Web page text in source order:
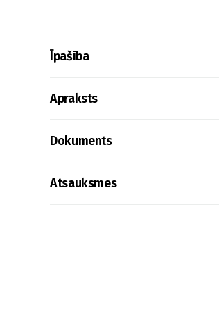
Īpašība
Apraksts
Dokuments
Atsauksmes